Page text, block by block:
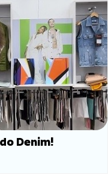
Denim!